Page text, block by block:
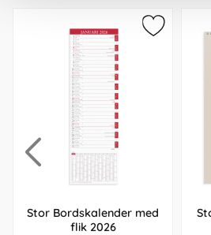
Stor Bordskalender med
flik 2026